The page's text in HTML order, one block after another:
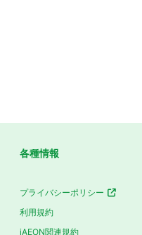
各種情報
プライバシーポリシー
利用規約
iAEON関連規約